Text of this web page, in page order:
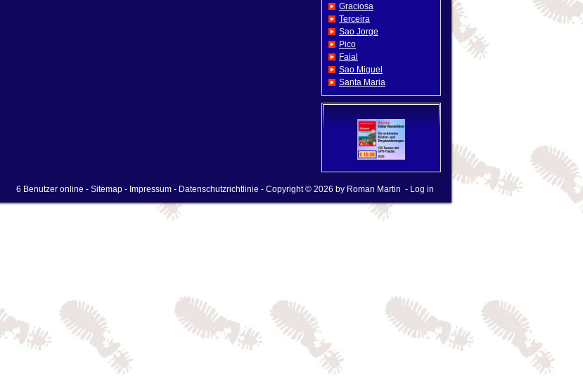
Graciosa
Terceira
Sao Jorge
Pico
Faial
Sao Miguel
Santa Maria
6 Benutzer online - Sitemap - Impressum - Datenschutzrichtlinie - Copyright © 2026 by Roman Martin - Log in